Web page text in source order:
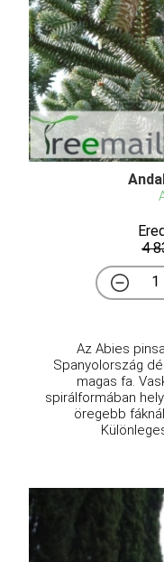
4
Az Abies
Spanyolország
magas fa.
spirálformában
öregebb